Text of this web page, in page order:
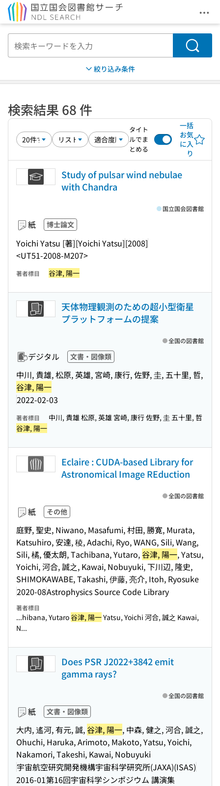
メ
検索
絞り込み条件
検索結果 68 件
タイト
ルでま
とめる
一括
お気
に入
り
Study of pulsar wind nebulae
with Chandra
紙 博士論文
Yoichi Yatsu [著][Yoichi Yatsu][2008]
<UT51-2008-M207>
国立国会図書館
著者標目 谷津, 陽一
天体物理観測のための超小型衛星
プラットフォームの提案
デジタル 文書・図像類
中川, 貴雄, 松原, 英雄, 宮崎, 康行, 佐野, 圭, 五十里, 哲,
谷津, 陽一
2022-02-03
全国の図書館
著者標目
中川, 貴雄 松原, 英雄 宮崎, 康行 佐野, 圭 五十里, 哲
谷津, 陽一
Eclaire : CUDA-based Library for
Astronomical Image REduction
紙 その他
庭野, 聖史, Niwano, Masafumi, 村田, 勝寛, Murata,
Katsuhiro, 安達, 稜, Adachi, Ryo, WANG, Sili, Wang,
Sili, 橘, 優太朗, Tachibana, Yutaro,谷津, 陽一, Yatsu,
Yoichi, 河合, 誠之, Kawai, Nobuyuki, 下川辺, 隆史,
SHIMOKAWABE, Takashi, 伊藤, 亮介, Itoh, Ryosuke
2020-08Astrophysics Source Code Library
全国の図書館
著者標目
...hibana, Yutaro谷津, 陽一Yatsu, Yoichi 河合, 誠之 Kawai,
N...
Does PSR J2022+3842 emit
gamma rays?
紙 文書・図像類
大内, 遙河, 有元, 誠,谷津, 陽一, 中森, 健之, 河合, 誠之,
Ohuchi, Haruka, Arimoto, Makoto, Yatsu, Yoichi,
Nakamori, Takeshi, Kawai, Nobuyuki
宇宙航空研究開発機構宇宙科学研究所(JAXA)(ISAS)
2016-01第16回宇宙科学シンポジウム 講演集
全国の図書館